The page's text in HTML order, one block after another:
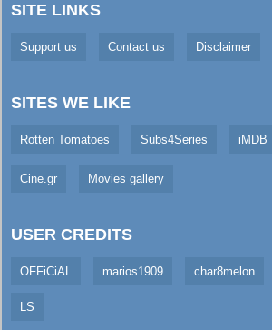
SITE LINKS
Support us Contact us Disclaimer
SITES WE LIKE
Rotten Tomatoes Subs4Series iMDB
Cine.gr Movies gallery
USER CREDITS
OFFiCiAL marios1909 char8melon
LS